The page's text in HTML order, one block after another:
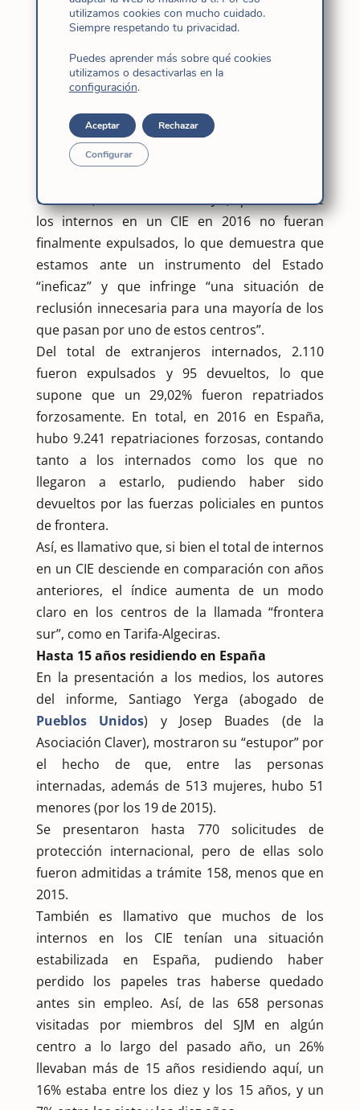
país. De ellas, 5.695 lo fueron directamente
tras arribar en costas españolas.
14.558 personas que entraron irregularmente
por nuestras fronteras en 2016, 13.173 lo
hicieron por el Estrecho.
Expulsados desde los CIE y desde puntos de
frontera
González, coordinador del SJM, que el 70% de
los internos en un CIE en 2016 no fueran
finalmente expulsados, lo que demuestra que
estamos ante un instrumento del Estado
“ineficaz” y que infringe “una situación de
reclusión innecesaria para una mayoría de los
que pasan por uno de estos centros”.
Del total de extranjeros internados, 2.110
fueron expulsados y 95 devueltos, lo que
supone que un 29,02% fueron repatriados
forzosamente. En total, en 2016 en España,
hubo 9.241 repatriaciones forzosas, contando
tanto a los internados como los que no
llegaron a estarlo, pudiendo haber sido
devueltos por las fuerzas policiales en puntos
de frontera.
Así, es llamativo que, si bien el total de internos
en un CIE desciende en comparación con años
anteriores, el índice aumenta de un modo
claro en los centros de la llamada “frontera
sur”, como en Tarifa-Algeciras.
Hasta 15 años residiendo en España
En la presentación a los medios, los autores
del informe, Santiago Yerga (abogado de
Pueblos Unidos) y Josep Buades (de la
Asociación Claver), mostraron su “estupor” por
el hecho de que, entre las personas
internadas, además de 513 mujeres, hubo 51
menores (por los 19 de 2015).
Se presentaron hasta 770 solicitudes de
protección internacional, pero de ellas solo
fueron admitidas a trámite 158, menos que en
2015.
También es llamativo que muchos de los
internos en los CIE tenían una situación
estabilizada en España, pudiendo haber
perdido los papeles tras haberse quedado
antes sin empleo. Así, de las 658 personas
visitadas por miembros del SJM en algún
centro a lo largo del pasado año, un 26%
llevaban más de 15 años residiendo aquí, un
16% estaba entre los diez y los 15 años, y un
utilizamos cookies con mucho cuidado.
Siempre respetando tu privacidad.
Puedes aprender más sobre qué cookies
utilizamos o desactivarlas en la
configuración.
Aceptar Rechazar
Configurar